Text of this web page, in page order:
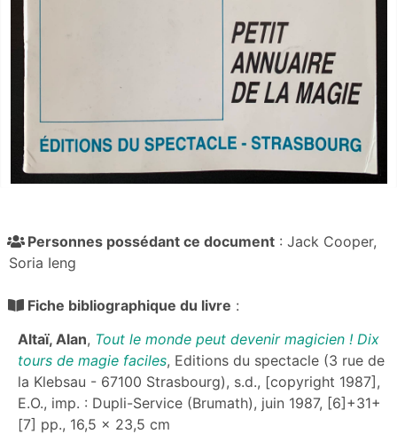
Personnes possédant ce document : Jack Cooper,
Soria Ieng
Fiche bibliographique du livre :
Altaï, Alan, Tout le monde peut devenir magicien ! Dix
tours de magie faciles, Editions du spectacle (3 rue de
la Klebsau - 67100 Strasbourg), s.d., [copyright 1987],
E.O., imp. : Dupli-Service (Brumath), juin 1987, [6]+31+
[7] pp., 16,5 x 23,5 cm